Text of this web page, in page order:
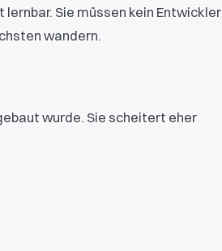
Sie müssen kein Entwickler
wandern.
wurde. Sie scheitert eher